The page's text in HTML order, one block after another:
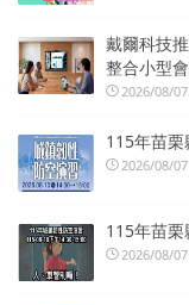
戴爾科技
整合小型
2026/08/07
115年苗栗
2026/08/07
115年苗
2026/08/07